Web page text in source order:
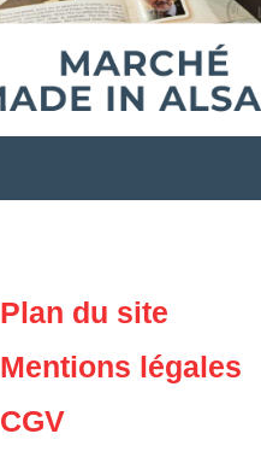
Plan du site
Mentions légales
CGV